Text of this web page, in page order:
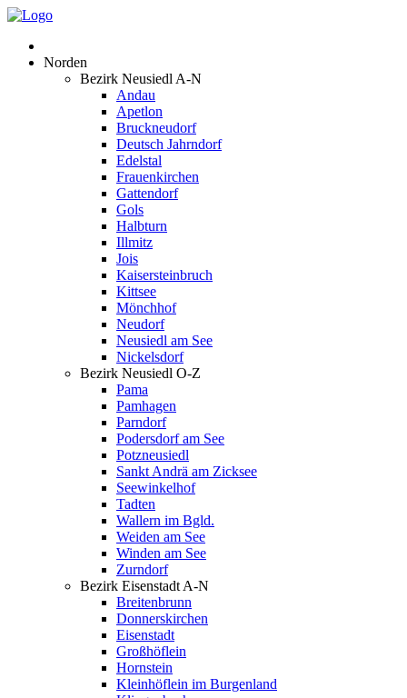
Norden
Bezirk Neusiedl A-N
Andau
Apetlon
Bruckneudorf
Deutsch Jahrndorf
Edelstal
Frauenkirchen
Gattendorf
Gols
Halbturn
Illmitz
Jois
Kaisersteinbruch
Kittsee
Mönchhof
Neudorf
Neusiedl am See
Nickelsdorf
Bezirk Neusiedl O-Z
Pama
Pamhagen
Parndorf
Podersdorf am See
Potzneusiedl
Sankt Andrä am Zicksee
Seewinkelhof
Tadten
Wallern im Bgld.
Weiden am See
Winden am See
Zurndorf
Bezirk Eisenstadt A-N
Breitenbrunn
Donnerskirchen
Eisenstadt
Großhöflein
Hornstein
Kleinhöflein im Burgenland